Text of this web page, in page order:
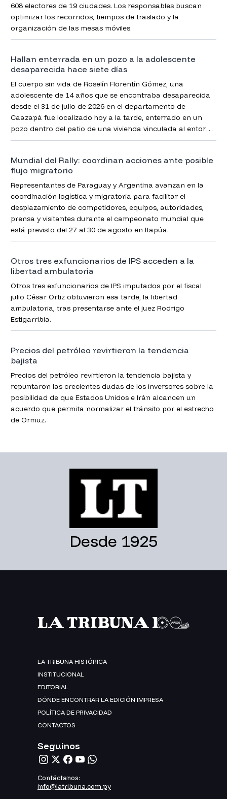
608 electores de 19 ciudades. Los responsables buscan
optimizar los recorridos, tiempos de traslado y la
organización de las mesas móviles.
Hallan enterrada en un pozo a la adolescente
desaparecida hace siete días
El cuerpo sin vida de Roselín Florentín Gómez, una
adolescente de 14 años que se encontraba desaparecida
desde el 31 de julio de 2026 en el departamento de
Caazapà fue localizado hoy a la tarde, enterrado en un
pozo dentro del patio de una vivienda vinculada al entorno
del principal sospechoso
Mundial del Rally: coordinan acciones ante posible
flujo migratorio
Representantes de Paraguay y Argentina avanzan en la
coordinación logística y migratoria para facilitar el
desplazamiento de competidores, equipos, autoridades,
prensa y visitantes durante el campeonato mundial que
está previsto del 27 al 30 de agosto en Itapúa.
Otros tres exfuncionarios de IPS acceden a la
libertad ambulatoria
Otros tres exfuncionarios de IPS imputados por el fiscal
julio César Ortiz obtuvieron esa tarde, la libertad
ambulatoria, tras presentarse ante el juez Rodrigo
Estigarribia.
Precios del petróleo revirtieron la tendencia
bajista
Precios del petróleo revirtieron la tendencia bajista y
repuntaron las crecientes dudas de los inversores sobre la
posibilidad de que Estados Unidos e Irán alcancen un
acuerdo que permita normalizar el tránsito por el estrecho
de Ormuz.
Desde 1925
LA TRIBUNA HISTÓRICA
INSTITUCIONAL
EDITORIAL
DÓNDE ENCONTRAR LA EDICIÓN IMPRESA
POLÍTICA DE PRIVACIDAD
CONTACTOS
Seguinos
Contáctanos:
info@latribuna.com.py